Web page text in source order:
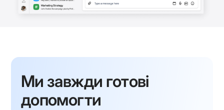
Ми завжди готові
допомогти